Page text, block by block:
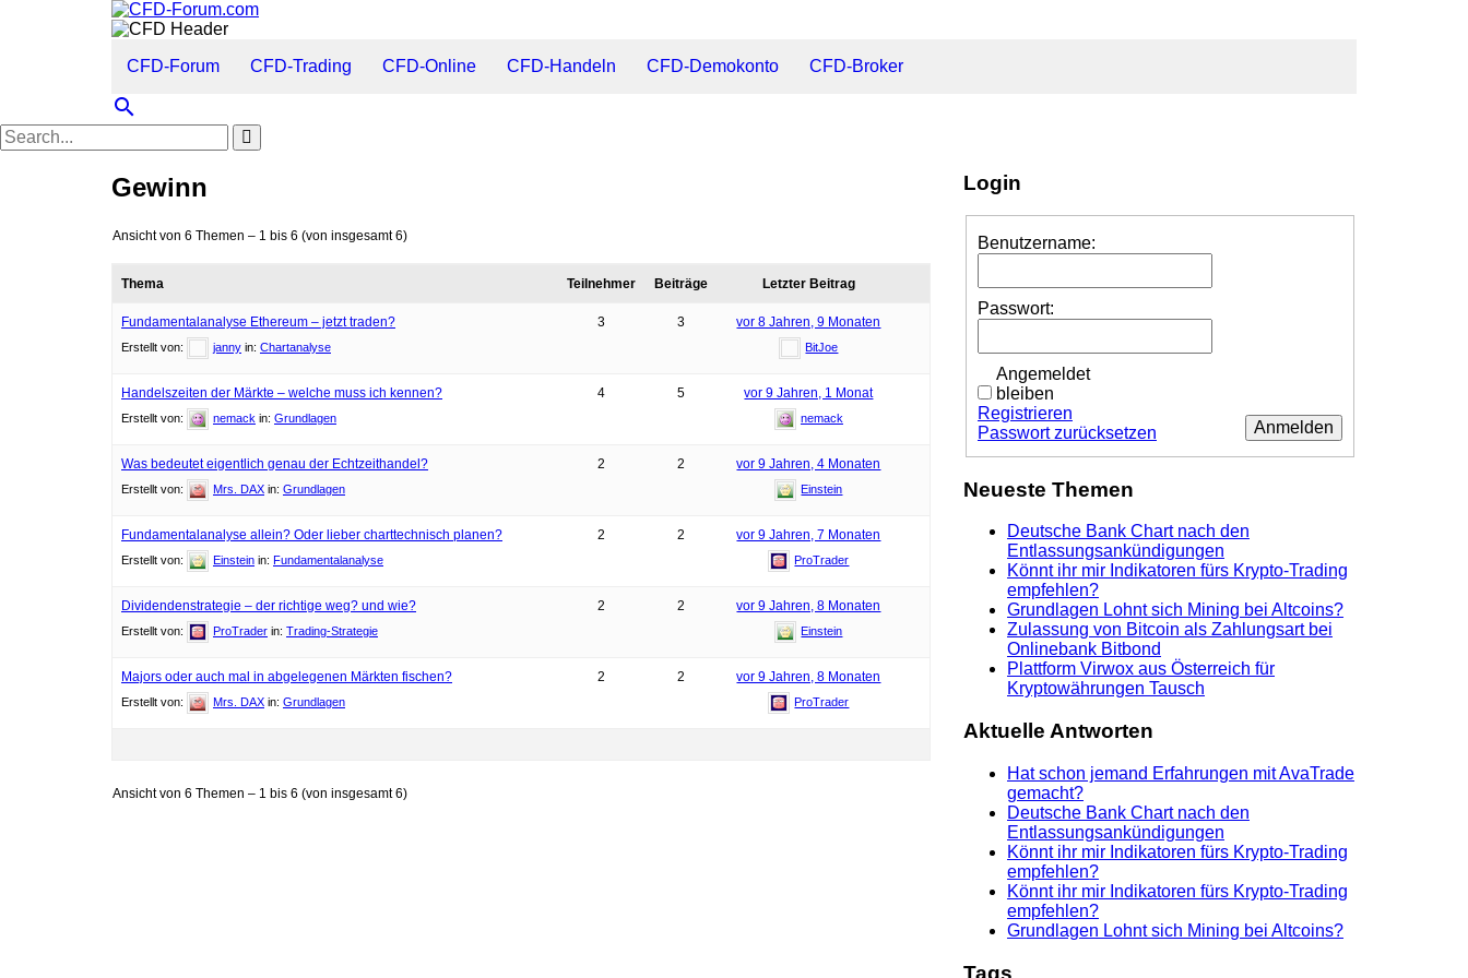
CFD-Forum CFD-Trading CFD-Online CFD-Handeln CFD-Demokonto CFD-Broker
search
Gewinn
Ansicht von 6 Themen – 1 bis 6 (von insgesamt 6)
Thema Teilnehmer Beiträge Letzter Beitrag
Fundamentalanalyse Ethereum – jetzt traden?
Erstellt von: janny in: Chartanalyse
3 3 vor 8 Jahren, 9 Monaten
BitJoe
Handelszeiten der Märkte – welche muss ich kennen?
Erstellt von: nemack in: Grundlagen
4 5 vor 9 Jahren, 1 Monat
nemack
Was bedeutet eigentlich genau der Echtzeithandel?
Erstellt von: Mrs. DAX in: Grundlagen
2 2 vor 9 Jahren, 4 Monaten
Einstein
Fundamentalanalyse allein? Oder lieber charttechnisch planen?
Erstellt von: Einstein in: Fundamentalanalyse
2 2 vor 9 Jahren, 7 Monaten
ProTrader
Dividendenstrategie – der richtige weg? und wie?
Erstellt von: ProTrader in: Trading-Strategie
2 2 vor 9 Jahren, 8 Monaten
Einstein
Majors oder auch mal in abgelegenen Märkten fischen?
Erstellt von: Mrs. DAX in: Grundlagen
2 2 vor 9 Jahren, 8 Monaten
ProTrader
Ansicht von 6 Themen – 1 bis 6 (von insgesamt 6)
Login
Benutzername:
Passwort:
Angemeldet
bleiben
Anmelden
Registrieren
Passwort zurücksetzen
Neueste Themen
Deutsche Bank Chart nach den
Entlassungsankündigungen
Könnt ihr mir Indikatoren fürs Krypto-Trading
empfehlen?
Grundlagen Lohnt sich Mining bei Altcoins?
Zulassung von Bitcoin als Zahlungsart bei
Onlinebank Bitbond
Plattform Virwox aus Österreich für
Kryptowährungen Tausch
Aktuelle Antworten
Hat schon jemand Erfahrungen mit AvaTrade
gemacht?
Deutsche Bank Chart nach den
Entlassungsankündigungen
Könnt ihr mir Indikatoren fürs Krypto-Trading
empfehlen?
Könnt ihr mir Indikatoren fürs Krypto-Trading
empfehlen?
Grundlagen Lohnt sich Mining bei Altcoins?
Tags